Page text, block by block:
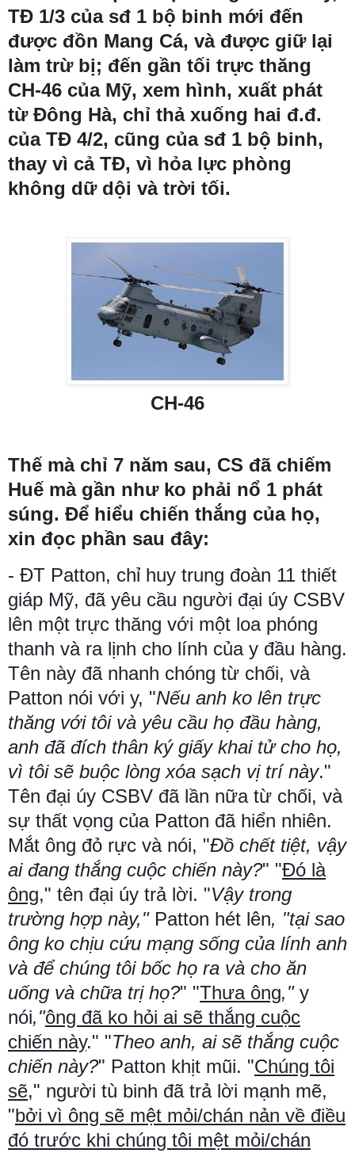
TĐ 1/3 của sđ 1 bộ binh mới đến
được đồn Mang Cá, và được giữ lại
làm trừ bị; đến gần tối trực thăng
CH-46 của Mỹ, xem hình, xuất phát
từ Đông Hà, chỉ thả xuống hai đ.đ.
của TĐ 4/2, cũng của sđ 1 bộ binh,
thay vì cả TĐ, vì hỏa lực phòng
không dữ dội và trời tối.
CH-46
Thế mà chỉ 7 năm sau, CS đã chiếm
Huế mà gần như ko phải nổ 1 phát
súng. Để hiểu chiến thắng của họ,
xin đọc phần sau đây:
- ĐT Patton, chỉ huy trung đoàn 11 thiết
giáp Mỹ, đã yêu cầu người đại úy CSBV
lên một trực thăng với một loa phóng
thanh và ra lịnh cho lính của y đầu hàng.
Tên này đã nhanh chóng từ chối, và
Patton nói với y, "Nếu anh ko lên trực
thăng với tôi và yêu cầu họ đầu hàng,
anh đã đích thân ký giấy khai tử cho họ,
vì tôi sẽ buộc lòng xóa sạch vị trí này."
Tên đại úy CSBV đã lần nữa từ chối, và
sự thất vọng của Patton đã hiển nhiên.
Mắt ông đỏ rực và nói, "Đồ chết tiệt, vậy
ai đang thắng cuộc chiến này?" "Đó là
ông," tên đại úy trả lời. "Vậy trong
trường hợp này," Patton hét lên, "tại sao
ông ko chịu cứu mạng sống của lính anh
và để chúng tôi bốc họ ra và cho ăn
uống và chữa trị họ?" "Thưa ông," y
nói,"ông đã ko hỏi ai sẽ thắng cuộc
chiến này." "Theo anh, ai sẽ thắng cuộc
chiến này?" Patton khịt mũi. "Chúng tôi
sẽ," người tù binh đã trả lời mạnh mẽ,
"bởi vì ông sẽ mệt mỏi/chán nản về điều
đó trước khi chúng tôi mệt mỏi/chán